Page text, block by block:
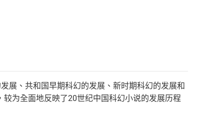
展、共和国早期科幻的发展、新时期科幻的发展和
为全面地反映了20世纪中国科幻小说的发展历程